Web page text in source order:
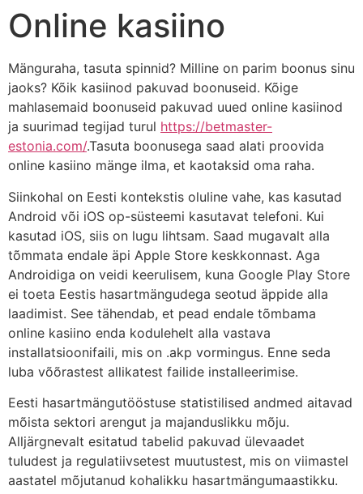
Online kasiino
Mänguraha, tasuta spinnid? Milline on parim boonus sinu
jaoks? Kõik kasiinod pakuvad boonuseid. Kõige
mahlasemaid boonuseid pakuvad uued online kasiinod
ja suurimad tegijad turul https://betmaster-
estonia.com/.Tasuta boonusega saad alati proovida
online kasiino mänge ilma, et kaotaksid oma raha.
Siinkohal on Eesti kontekstis oluline vahe, kas kasutad
Android või iOS op-süsteemi kasutavat telefoni. Kui
kasutad iOS, siis on lugu lihtsam. Saad mugavalt alla
tõmmata endale äpi Apple Store keskkonnast. Aga
Androidiga on veidi keerulisem, kuna Google Play Store
ei toeta Eestis hasartmängudega seotud äppide alla
laadimist. See tähendab, et pead endale tõmbama
online kasiino enda kodulehelt alla vastava
installatsioonifaili, mis on .akp vormingus. Enne seda
luba võõrastest allikatest failide installeerimise.
Eesti hasartmängutööstuse statistilised andmed aitavad
mõista sektori arengut ja majanduslikku mõju.
Alljärgnevalt esitatud tabelid pakuvad ülevaadet
tuludest ja regulatiivsetest muutustest, mis on viimastel
aastatel mõjutanud kohalikku hasartmängumaastikku.